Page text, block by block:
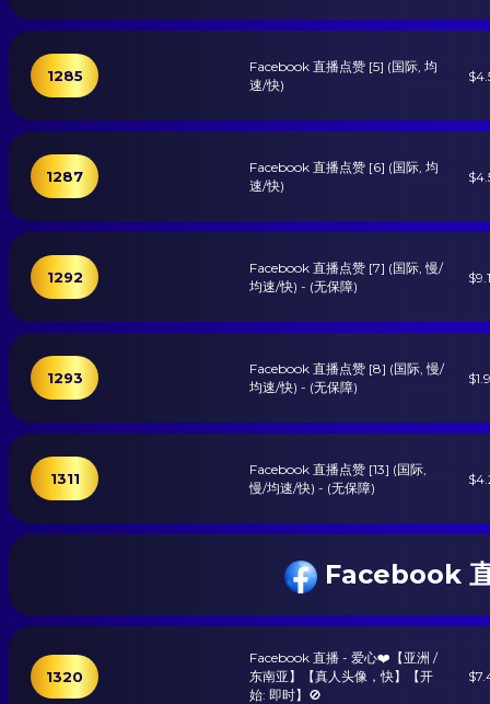
1285
Facebook 直播点赞 [5] (国际, 均
速/快)
1287
Facebook 直播点赞 [6] (国际, 均
速/快)
1292
Facebook 直播点赞 [7] (国际, 慢/
均速/快) - (无保障)
1293
Facebook 直播点赞 [8] (国际, 慢/
均速/快) - (无保障)
1311
Facebook 直播点赞 [13] (国际,
慢/均速/快) - (无保障)
Facebook
1320
Facebook 直播 - 爱心❤️【亚洲 /
东南亚】【真人头像，快】【开
始: 即时】🚫